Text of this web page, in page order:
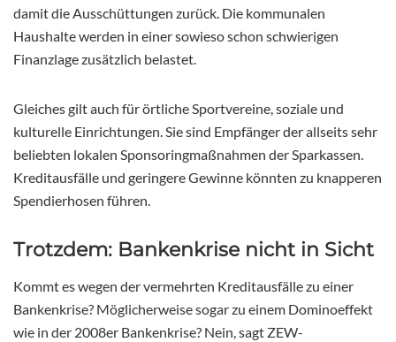
damit die Ausschüttungen zurück. Die kommunalen
Haushalte werden in einer sowieso schon schwierigen
Finanzlage zusätzlich belastet.
Gleiches gilt auch für örtliche Sportvereine, soziale und
kulturelle Einrichtungen. Sie sind Empfänger der allseits sehr
beliebten lokalen Sponsoringmaßnahmen der Sparkassen.
Kreditausfälle und geringere Gewinne könnten zu knapperen
Spendierhosen führen.
Trotzdem: Bankenkrise nicht in Sicht
Kommt es wegen der vermehrten Kreditausfälle zu einer
Bankenkrise? Möglicherweise sogar zu einem Dominoeffekt
wie in der 2008er Bankenkrise? Nein, sagt ZEW-